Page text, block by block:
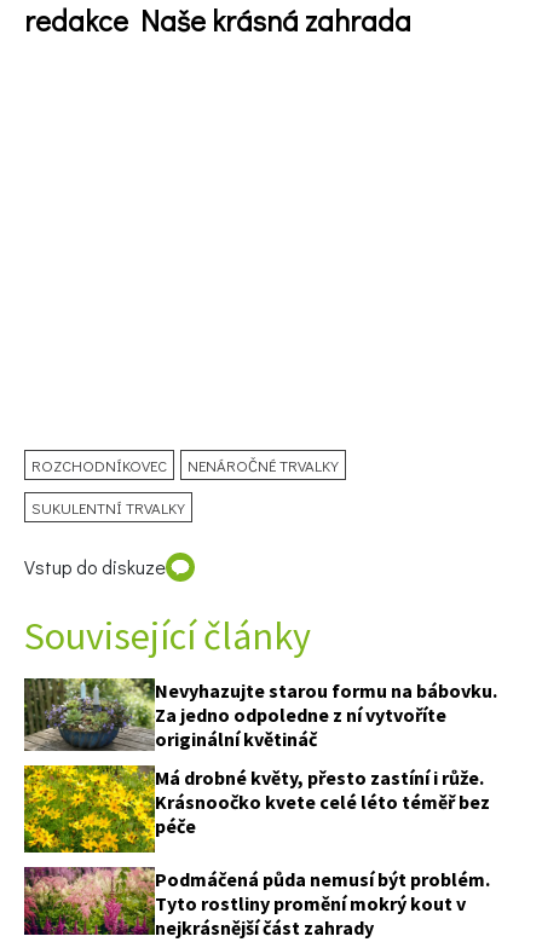
redakce Naše krásná zahrada
ROZCHODNÍKOVEC NENÁROČNÉ TRVALKY
SUKULENTNÍ TRVALKY
Vstup do diskuze
Související články
Nevyhazujte starou formu na bábovku.
Za jedno odpoledne z ní vytvoříte
originální květináč
Má drobné květy, přesto zastíní i růže.
Krásnoočko kvete celé léto téměř bez
péče
Podmáčená půda nemusí být problém.
Tyto rostliny promění mokrý kout v
nejkrásnější část zahrady